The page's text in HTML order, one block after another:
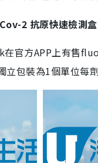
2 抗原快速檢測盒
在官方APP上有售
立包裝為1個單位每